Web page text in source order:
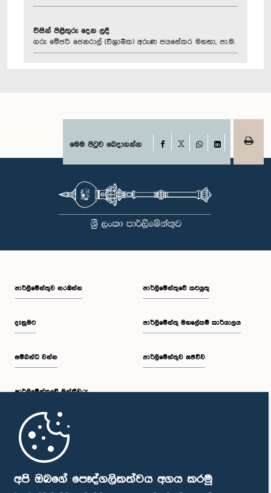
අපි ඔබගේ පෞද්ගලිකත්වය අගය කරමු
විසින් පිළිතුරු දෙන ලදී
ගරු මේජර් ‍ජෙනරාල් (විශ්‍රාමික) අරුණ ජයසේකර මහතා, පා.ම.
මෙම පිටුව බෙදාගන්න Facebook
WhatsAppLinkedIn
පාර්ලි‌මේන්තුව නරඹන්න
දැනුමට
සම්බන්ධ වන්න
පාර්ලි‌මේන්තුවේ මන්ත්‍රීවරු
මුල් පිටුව
පාර්ලිමේන්තුවේ කටයුතු
පාර්ලිමේන්තු මහලේකම් කාර්යාලය
පාර්ලිමේන්තුව සජීවීව
පාර්ලිමේන්තු ජංගම යෙදුම